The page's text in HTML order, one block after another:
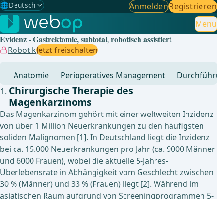
🌐Deutsch
Gewählte Sprache: Deutsch
🇩🇪 Deutsch ✓
🇬🇧English
🇧🇷Brasilianisch
AnmeldenRegistrieren
Menu
Evidenz - Gastrektomie, subtotal, robotisch assistiert
RobotikJetzt freischalten
Anatomie Perioperatives Management
Chirurgische Therapie des
Magenkarzinoms
Das Magenkarzinom gehört mit einer weltweiten Inzidenz
von über 1 Million Neuerkrankungen zu den häufigsten
soliden Malignomen [1]. In Deutschland liegt die Inzidenz
bei ca. 15.000 Neuerkrankungen pro Jahr (ca. 9000 Männer
und 6000 Frauen), wobei die aktuelle 5-Jahres-
Überlebensrate in Abhängigkeit vom Geschlecht zwischen
30 % (Männer) und 33 % (Frauen) liegt [2]. Während im
asiatischen Raum aufgrund von Screeningprogrammen 5-